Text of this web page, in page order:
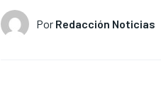
Por Redacción Noticias